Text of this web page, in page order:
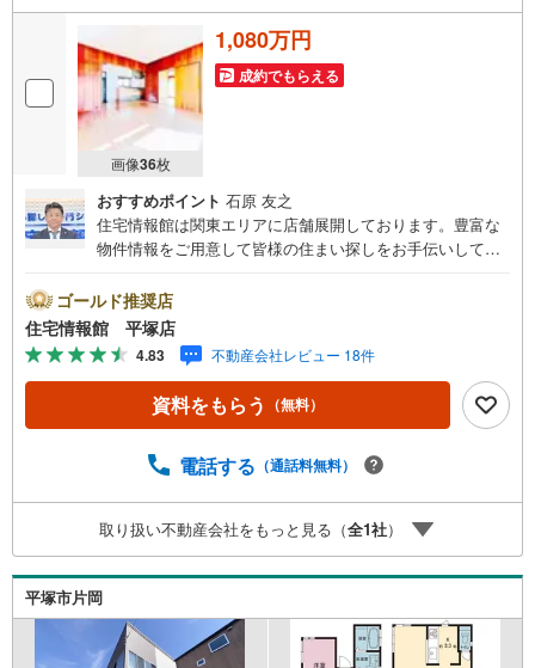
画像36枚
1,080万円
成約でもらえる
おすすめポイント 石原 友之
住宅情報館は関東エリアに店舗展開しております。豊富な
物件情報をご用意して皆様の住まい探しをお手伝いしてお
さい。住宅ローン相談会も同時開催中無理のない住宅ロー
ンの試算やご購入の際にかかる諸費用の概算も行っており
ます。しっかりとした資金計画のアドバイスをさせて頂き
ますので、お気軽にご相談ください。
ゴールド推奨店
住宅情報館 平塚店
4.83 不動産会社レビュー 18件
資料をもらう （無料）
電話する （通話料無料）
取り扱い不動産会社をもっと見る（全1社）
平塚市片岡